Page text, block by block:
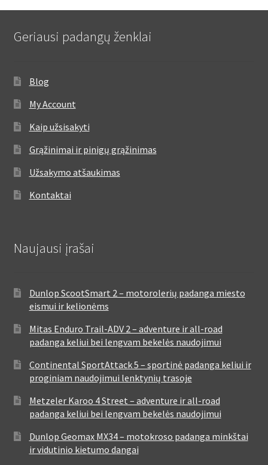
Geriausi padangų ženklai
Blog
My Account
Kaip užsisakyti
Grąžinimai ir pinigų grąžinimas
Užsakymo atšaukimas
Kontaktai
Naujausi įrašai
Dunlop ScootSmart 2 – motorolerių padanga miesto
eismui ir kelionėms
Mitas Enduro Trail-ADV 2 – adventure ir all-road
padanga keliui bei lengvam bekelės naudojimui
Continental SportAttack 5 – sportinė padanga keliui ir
proginiam naudojimui lenktynių trasoje
Metzeler Karoo 4 Street – adventure ir all-road
padanga keliui bei lengvam bekelės naudojimui
Dunlop Geomax MX34 – motokroso padanga minkštai
ir vidutinio kietumo dangai